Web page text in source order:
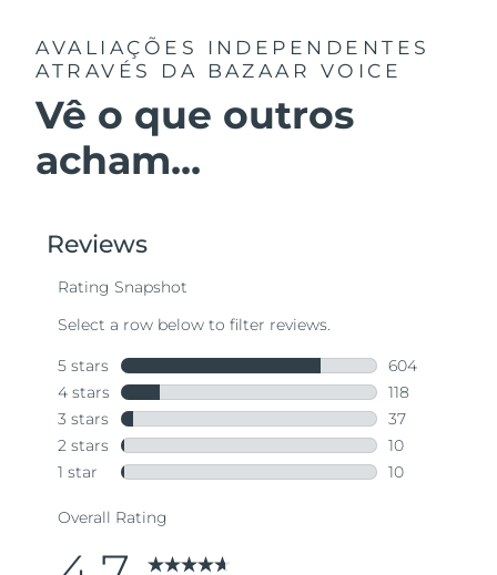
AVALIAÇÕES INDEPENDENTES
ATRAVÉS DA BAZAAR VOICE
Vê o que outros
acham...